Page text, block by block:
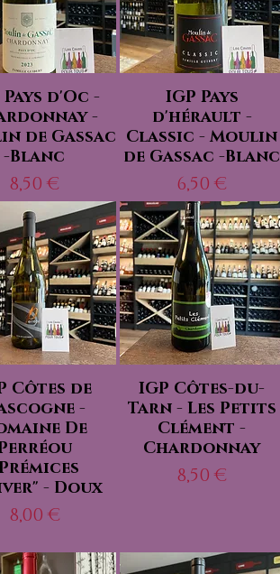
Pays d'Oc -
-
de Gassac
-Blanc
Prix
8,50 €
IGP Pays
d'hérault -
Classic - Moulin
de Gassac -Blanc
Prix
6,50 €
Côtes de
-
De
- Doux
Prix
8,00 €
IGP Côtes-du-
Tarn - Les Petits
Clément -
Chardonnay
Prix
8,50 €